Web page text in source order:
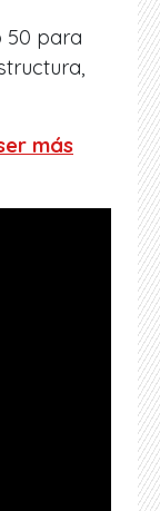
50 para
más